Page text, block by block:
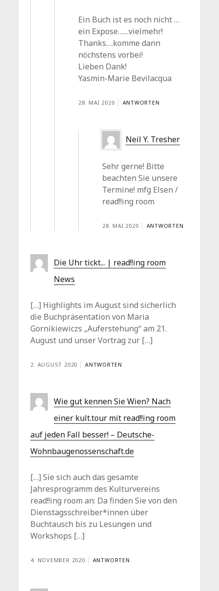
Ein Buch ist es noch nicht …
ein Expose……vielmehr!
Thanks….komme dann
nöchstens vorbei!
Lieben Dank!
Yasmin-Marie Bevilacqua
28. MAI 2020 ANTWORTEN
Neil Y. Tresher
Sehr gerne! Bitte
beachten Sie unsere
Termine! mfg Elsen /
read!!ing room
28. MAI 2020 ANTWORTEN
Die Uhr tickt... | read!!ing room
News
[…] Highlights im August sind sicherlich
die Buchpräsentation von Maria
Gornikiewiczs „Auferstehung“ am 21.
August und unser Vortrag zur […]
2. AUGUST 2020 ANTWORTEN
Wie gut kennen Sie Wien? Nach
einer kult.tour mit read!!ing room
auf jeden Fall besser! – Deutsche-
Wohnbaugenossenschaft.de
[…] Sie sich auch das gesamte
Jahresprogramm des Kulturvereins
read!!ing room an: Da finden Sie von den
Dienstagsschreiber*innen über
Buchtausch bis zu Lesungen und
Workshops […]
4. NOVEMBER 2020 ANTWORTEN